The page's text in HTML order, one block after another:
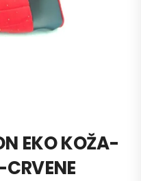
EKO KOŽA-